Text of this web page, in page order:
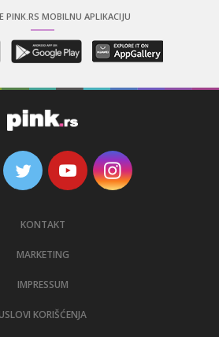
PINK.RS MOBILNU APLIKACIJU
KONTAKT
MARKETING
IMPRESSUM
KORIŠĆENJA